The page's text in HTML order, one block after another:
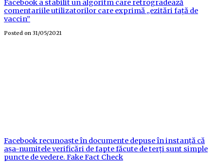
Facebook a stabilit un algoritm care retrogradează
comentariile utilizatorilor care exprimă „ezitări față de
vaccin”
Posted on 31/05/2021
Facebook recunoaște în documente depuse în instanță că
așa-numitele verificări de fapte făcute de terți sunt simple
puncte de vedere. Fake Fact Check